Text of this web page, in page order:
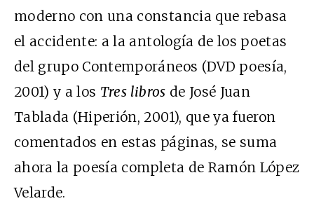
moderno con una constancia que rebasa
el accidente: a la antología de los poetas
del grupo Contemporáneos (DVD poesía,
2001) y a los Tres libros de José Juan
Tablada (Hiperión, 2001), que ya fueron
comentados en estas páginas, se suma
ahora la poesía completa de Ramón López
Velarde.